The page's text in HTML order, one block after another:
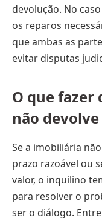
devolução. No
os reparos
que ambas as
evitar disputas
O que fazer
não devolve
Se a imobiliária
prazo razoável ou
valor, o inquilino
para resolver o
ser o diálogo.